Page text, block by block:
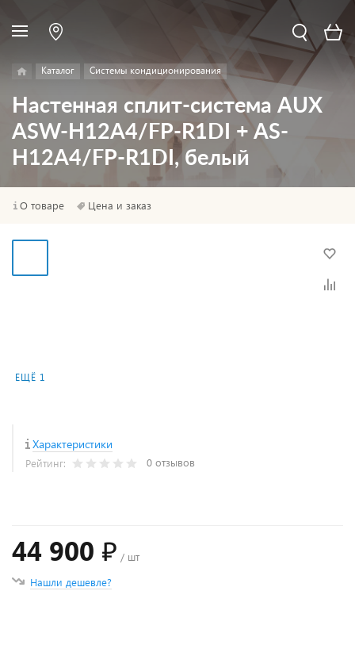
Каталог Системы кондиционирования
Настенная сплит-система AUX
ASW-H12A4/FP-R1DI + AS-
H12A4/FP-R1DI, белый
О товаре Цена и заказ
ЕЩЁ 1
Характеристики
Рейтинг: 0 отзывов
44 900 ₽ / шт
Нашли дешевле?